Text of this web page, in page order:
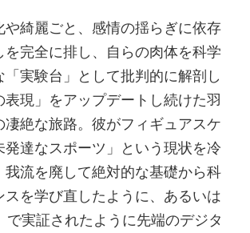
や綺麗ごと、感情の揺らぎに依存
を完全に排し、自らの肉体を科学
「実験台」として批判的に解剖し
表現」をアップデートし続けた羽
凄絶な旅路。彼がフィギュアスケ
発達なスポーツ」という現状を冷
我流を廃して絶対的な基礎から科
スを学び直したように、あるいは
で実証されたように先端のデジタ